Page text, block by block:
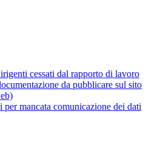
cessati dal rapporto di lavoro
da pubblicare sul sito
per mancata comunicazione dei dati